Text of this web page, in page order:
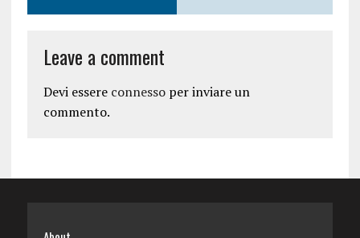
Leave a comment
Devi essere connessoper inviare un
commento.